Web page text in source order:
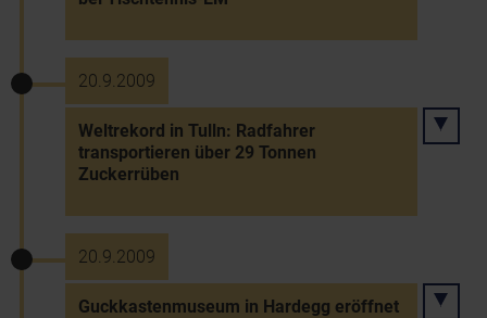
20.9.2009
Weltrekord in Tulln: Radfahrer
transportieren über 29 Tonnen
Zuckerrüben
20.9.2009
Guckkastenmuseum in Hardegg eröffnet